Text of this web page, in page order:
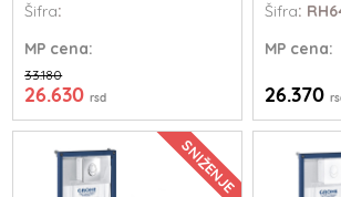
Šifra:
MP cena:
33.180
26.630rsd
Šifra:
MPcena:
26.370
SNIŽENJE